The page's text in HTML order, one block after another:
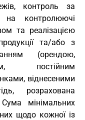
контроль за
на контролюючі
та реалізацією
та/або з
(орендою,
постійним
віднесеними
розрахована
мінімальних
щодо кожної із